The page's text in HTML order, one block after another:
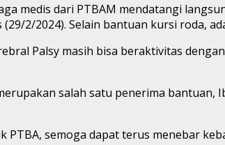
medis dari PTBAM mendatangi
(29/2/2024). Selain bantuan kursi roda,
Palsy masih bisa beraktivitas
salah satu penerima
PTBA, semoga dapat terus menebar